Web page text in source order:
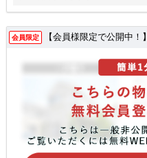
会員限定 【会員様限定で公開中！】